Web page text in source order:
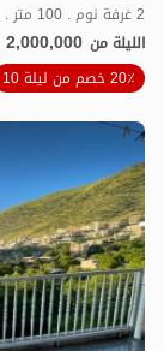
2 غرفة نوم . 100 متر . حتى 12 ضيف
الليلة من 2,000,000
20٪ خصم من ليلة 10